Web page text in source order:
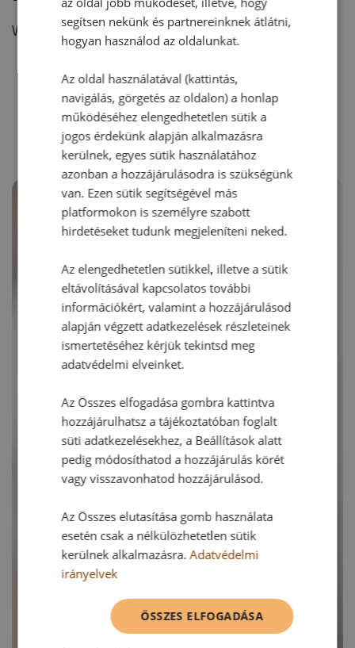
Vélemény írásához, kérjük, jelentkezz be!
RECEPTAJÁNLÓ
segítsen nekünk és partnereinknek átlátni,
hogyan használod az oldalunkat.
Az oldal használatával (kattintás,
navigálás, görgetés az oldalon) a honlap
működéséhez elengedhetetlen sütik a
jogos érdekünk alapján alkalmazásra
kerülnek, egyes sütik használatához
azonban a hozzájárulásodra is szükségünk
van. Ezen sütik segítségével más
platformokon is személyre szabott
hirdetéseket tudunk megjeleníteni neked.
Az elengedhetetlen sütikkel, illetve a sütik
eltávolításával kapcsolatos további
információkért, valamint a hozzájárulásod
alapján végzett adatkezelések részleteinek
ismertetéséhez kérjük tekintsd meg
adatvédelmi elveinket.
Az Összes elfogadása gombra kattintva
hozzájárulhatsz a tájékoztatóban foglalt
süti adatkezelésekhez, a Beállítások alatt
pedig módosíthatod a hozzájárulás körét
vagy visszavonhatod hozzájárulásod.
Az Összes elutasítása gomb használata
esetén csak a nélkülözhetetlen sütik
kerülnek alkalmazásra.Adatvédelmi
irányelvek
ÖSSZES ELFOGADÁSA